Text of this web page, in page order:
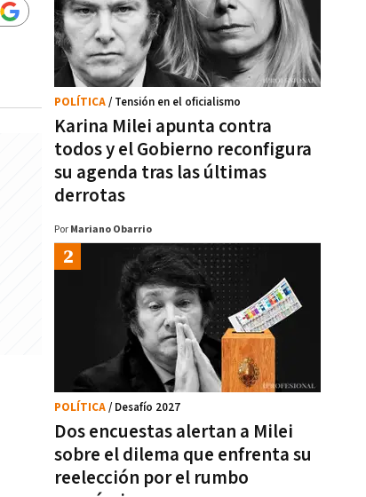
Karina Milei apunta contra
todos y el Gobierno reconfigura
su agenda tras las últimas
derrotas
POLÍTICA/ Tensión en el oficialismo
Por Mariano Obarrio
Dos encuestas alertan a Milei
sobre el dilema que enfrenta su
reelección por el rumbo
POLÍTICA/ Desafío 2027